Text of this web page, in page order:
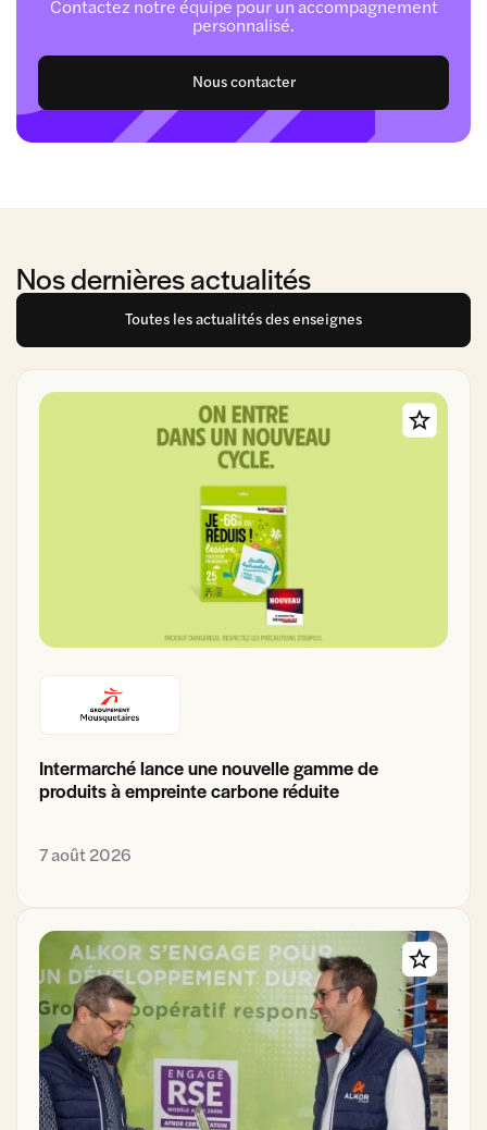
Contactez notre équipe pour un accompagnement
personnalisé.
Nous contacter
Nos dernières actualités
Toutes les actualités des enseignes
Intermarché lance une nouvelle gamme de
produits à empreinte carbone réduite
7 août 2026